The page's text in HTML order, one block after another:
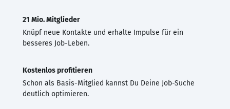
21 Mio. Mitglieder
Knüpf neue Kontakte und erhalte Impulse für ein
besseres Job-Leben.
Kostenlos profitieren
Schon als Basis-Mitglied kannst Du Deine Job-Suche
deutlich optimieren.